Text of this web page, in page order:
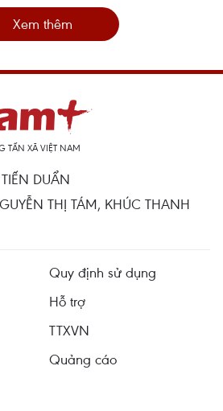
Xem thêm
TẤN XÃ VIỆT NAM
DUẨN
THỊ TÁM, KHÚC THANH
Quy định sử dụng
Hỗ trợ
TTXVN
Quảng cáo